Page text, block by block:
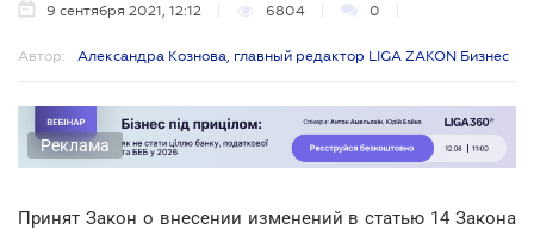
9 сентября 2021, 12:12 6804 0
Автор: Александра Кознова, главный редактор LIGA ZAKON Бизнес
Реклама
Принят Закон о внесении изменений в статью 14 Закона